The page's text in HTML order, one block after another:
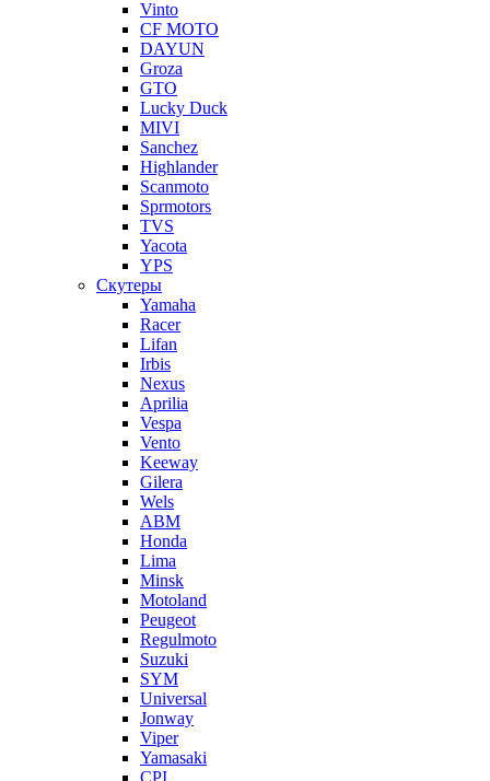
Vinto
CF MOTO
DAYUN
Groza
GTO
Lucky Duck
MIVI
Sanchez
Highlander
Scanmoto
Sprmotors
TVS
Yacota
YPS
Скутеры
Yamaha
Racer
Lifan
Irbis
Nexus
Aprilia
Vespa
Vento
Keeway
Gilera
Wels
ABM
Honda
Lima
Minsk
Motoland
Peugeot
Regulmoto
Suzuki
SYM
Universal
Jonway
Viper
Yamasaki
CPI